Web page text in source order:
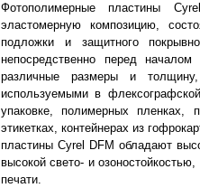
Фотополимерные пластины
эластомерную композицию,
подложки и защитного
непосредственно перед
различные размеры и
используемыми в
упаковке, полимерных пленках,
этикетках, контейнерах из
пластины Cyrel DFM обладают
высокой свето- и
печати.